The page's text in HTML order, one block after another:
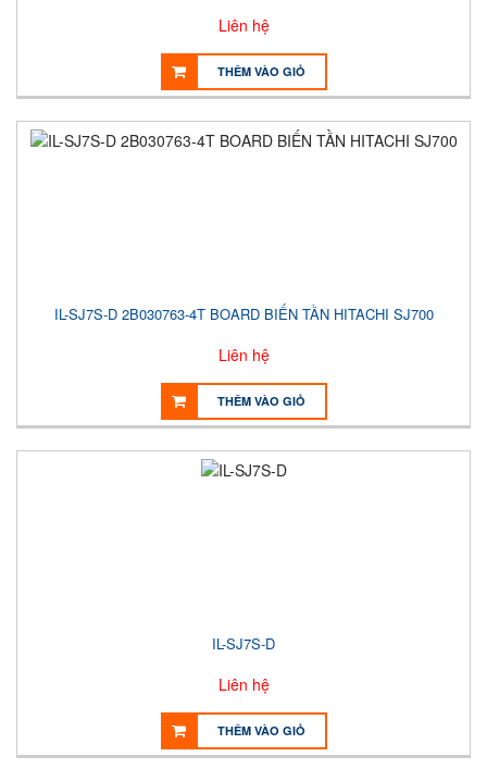
Liên hệ
THÊM VÀO GIỎ
IL-SJ7S-D 2B030763-4T BOARD BIẾN TẦN HITACHI SJ700
Liên hệ
THÊM VÀO GIỎ
IL-SJ7S-D
Liên hệ
THÊM VÀO GIỎ